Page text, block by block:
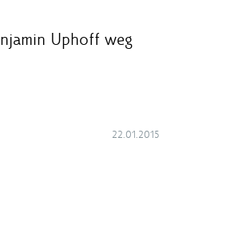
Uphoff weg
22.01.2015